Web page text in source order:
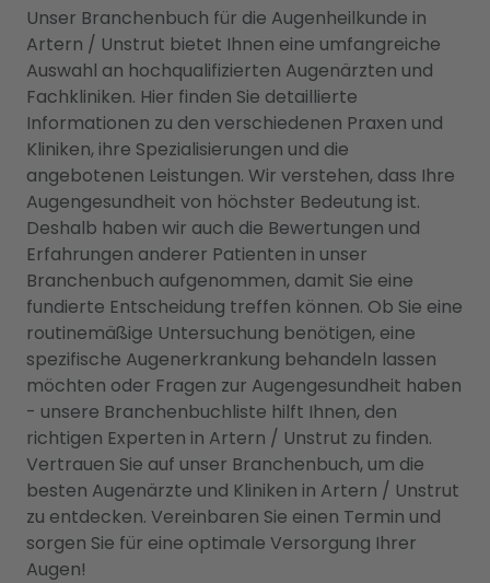
Unser Branchenbuch für die Augenheilkunde in
Artern / Unstrut bietet Ihnen eine umfangreiche
Auswahl an hochqualifizierten Augenärzten und
Fachkliniken. Hier finden Sie detaillierte
Informationen zu den verschiedenen Praxen und
Kliniken, ihre Spezialisierungen und die
angebotenen Leistungen. Wir verstehen, dass Ihre
Augengesundheit von höchster Bedeutung ist.
Deshalb haben wir auch die Bewertungen und
Erfahrungen anderer Patienten in unser
Branchenbuch aufgenommen, damit Sie eine
fundierte Entscheidung treffen können. Ob Sie eine
routinemäßige Untersuchung benötigen, eine
spezifische Augenerkrankung behandeln lassen
möchten oder Fragen zur Augengesundheit haben
- unsere Branchenbuchliste hilft Ihnen, den
richtigen Experten in Artern / Unstrut zu finden.
Vertrauen Sie auf unser Branchenbuch, um die
besten Augenärzte und Kliniken in Artern / Unstrut
zu entdecken. Vereinbaren Sie einen Termin und
sorgen Sie für eine optimale Versorgung Ihrer
Augen!